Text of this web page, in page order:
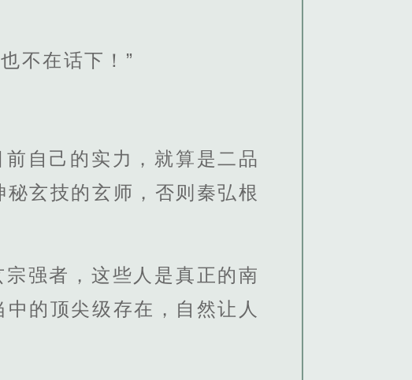
不在话下！”
自己的实力，就算是二品
玄技的玄师，否则秦弘根
强者，这些人是真正的南
的顶尖级存在，自然让人